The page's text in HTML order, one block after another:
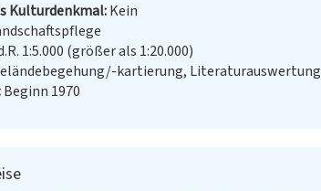
Kulturdenkmal Kein
1:5.000 (größer als 1:20.000)
kartierung, Literaturauswertung
Beginn 1970